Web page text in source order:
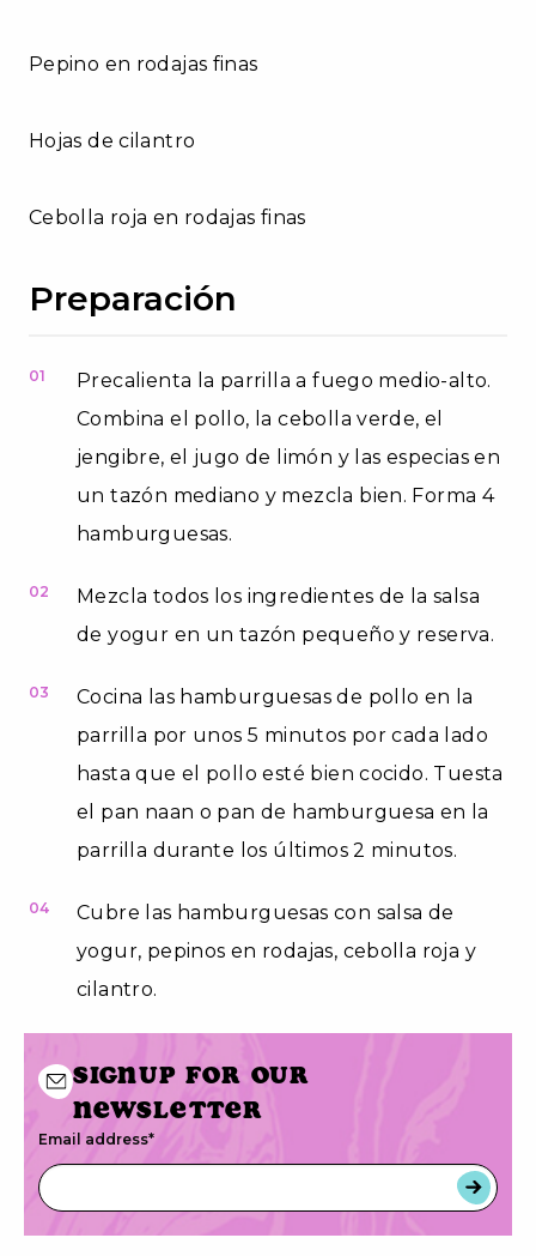
Pepino en rodajas finas
Hojas de cilantro
Cebolla roja en rodajas finas
Preparación
01
Precalienta la parrilla a fuego medio-alto.
Combina el pollo, la cebolla verde, el
jengibre, el jugo de limón y las especias en
un tazón mediano y mezcla bien. Forma 4
hamburguesas.
02
Mezcla todos los ingredientes de la salsa
de yogur en un tazón pequeño y reserva.
03
Cocina las hamburguesas de pollo en la
parrilla por unos 5 minutos por cada lado
hasta que el pollo esté bien cocido. Tuesta
el pan naan o pan de hamburguesa en la
parrilla durante los últimos 2 minutos.
04
Cubre las hamburguesas con salsa de
yogur, pepinos en rodajas, cebolla roja y
cilantro.
Signup for our
newsletter
Email address*